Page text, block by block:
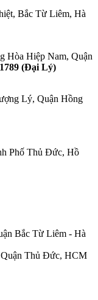
Bắc Từ Liêm, Hà
Hòa Hiệp Nam, Quận
(Đại Lý)
Lý, Quận Hồng
Phố Thủ Đức, Hồ
Bắc Từ Liêm - Hà
Thủ Đức, HCM